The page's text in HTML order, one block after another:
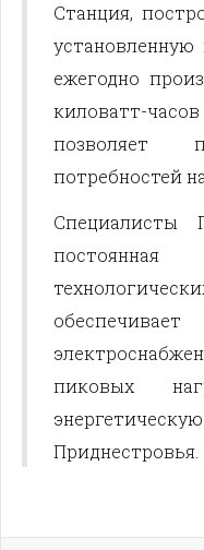
Станция,
ежегодно
киловатт-
позволяет
потребностей
Специалисты
пиковых
Приднестровья.